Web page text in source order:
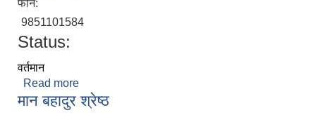
फोन:
9851101584
Status:
वर्तमान
Read more
मान बहादुर श्रेष्ठ